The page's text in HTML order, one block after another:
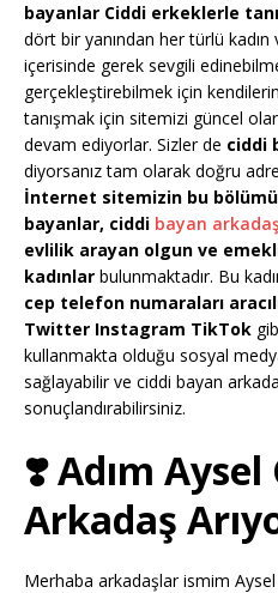
bayanlar Ciddi erkeklerle
dört bir yanından her türlü
içerisinde gerek sevgili
gerçekleştirebilmek için
tanışmak için sitemizi güncel
devam ediyorlar. Sizler de ciddi
diyorsanız tam olarak doğru
İnternet sitemizin bu
bayanlar, ciddi bayan
evlilik arayan olgun ve
kadınlar bulunmaktadır. Bu
cep telefon numaraları
Twitter Instagram TikTok
kullanmakta olduğu sosyal
sağlayabilir ve ciddi bayan
sonuçlandırabilirsiniz.
❣️ Adım
Arkadaş
Merhaba arkadaşlar ismim Aysel